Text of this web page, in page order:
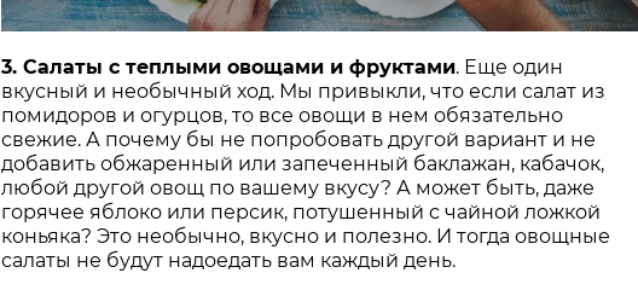
3. Салаты с теплыми овощами и фруктами. Еще один
вкусный и необычный ход. Мы привыкли, что если салат из
помидоров и огурцов, то все овощи в нем обязательно
свежие. А почему бы не попробовать другой вариант и не
добавить обжаренный или запеченный баклажан, кабачок,
любой другой овощ по вашему вкусу? А может быть, даже
горячее яблоко или персик, потушенный с чайной ложкой
коньяка? Это необычно, вкусно и полезно. И тогда овощные
салаты не будут надоедать вам каждый день.